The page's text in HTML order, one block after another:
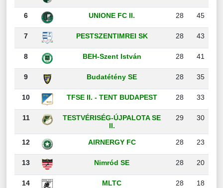
6 UNIONE FC II. 28 45
7 PESTSZENTIMREI SK 28 43
8 BEH-Szent István 28 41
9 Budatétény SE 28 35
10 TFSE II. - TENT BUDAPEST 28 33
11
TESTVÉRISÉG-ÚJPALOTA SE
II.
29 30
12 AIRNERGY FC 28 23
13 Nimród SE 28 20
14 MLTC 28 18